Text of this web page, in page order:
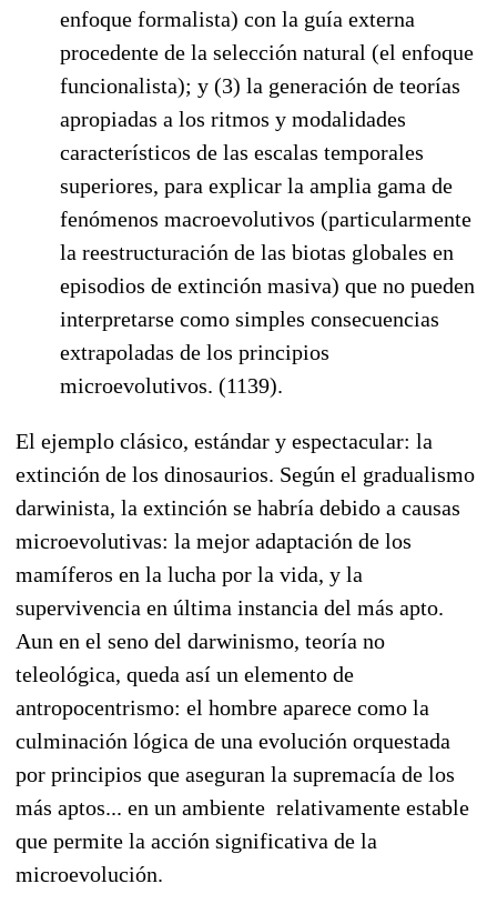
enfoque formalista) con la guía externa
procedente de la selección natural (el enfoque
funcionalista); y (3) la generación de teorías
apropiadas a los ritmos y modalidades
característicos de las escalas temporales
superiores, para explicar la amplia gama de
fenómenos macroevolutivos (particularmente
la reestructuración de las biotas globales en
episodios de extinción masiva) que no pueden
interpretarse como simples consecuencias
extrapoladas de los principios
microevolutivos. (1139).
El ejemplo clásico, estándar y espectacular: la
extinción de los dinosaurios. Según el gradualismo
darwinista, la extinción se habría debido a causas
microevolutivas: la mejor adaptación de los
mamíferos en la lucha por la vida, y la
supervivencia en última instancia del más apto.
Aun en el seno del darwinismo, teoría no
teleológica, queda así un elemento de
antropocentrismo: el hombre aparece como la
culminación lógica de una evolución orquestada
por principios que aseguran la supremacía de los
más aptos... en un ambiente relativamente estable
que permite la acción significativa de la
microevolución.